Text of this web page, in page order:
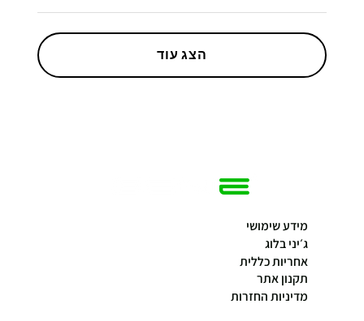
הצג עוד
מידע שימושי
ג׳יני בלוג
אחריות כללית
תקנון אתר
מדיניות החזרות